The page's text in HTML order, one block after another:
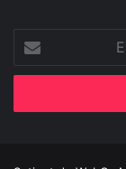
your
Email